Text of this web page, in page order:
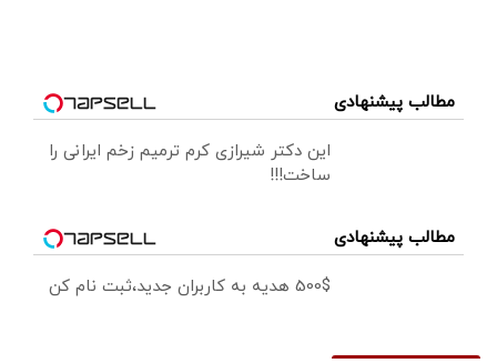
مطالب پیشنهادی
این دکتر شیرازی کرم ترمیم زخم ایرانی را
ساخت!!!
مطالب پیشنهادی
500$ هدیه به کاربران جدید،ثبت نام کن